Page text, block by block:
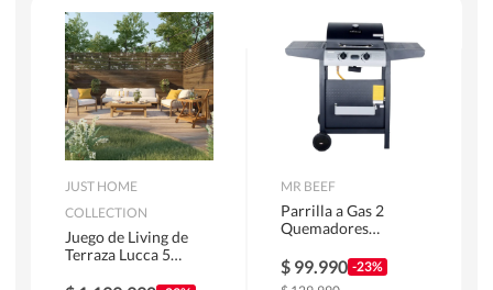
JUST HOME
COLLECTION
Juego de Living de
Terraza Lucca 5
MR BEEF
Parrilla a Gas 2
Quemadores
$ 99.990 -23%